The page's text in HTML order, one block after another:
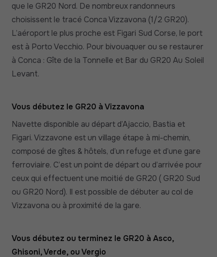
que le GR20 Nord. De nombreux randonneurs
choisissent le tracé Conca Vizzavona (1/2 GR20).
L’aéroport le plus proche est Figari Sud Corse, le port
est à Porto Vecchio. Pour bivouaquer ou se restaurer
à Conca : Gîte de la Tonnelle et Bar du GR20 Au Soleil
Levant.
Vous débutez le GR20 à Vizzavona
Navette disponible au départ d’Ajaccio, Bastia et
Figari. Vizzavone est un village étape à mi-chemin,
composé de gîtes & hôtels, d’un refuge et d’une gare
ferroviaire. C’est un point de départ ou d’arrivée pour
ceux qui effectuent une moitié de GR20 ( GR20 Sud
ou GR20 Nord). Il est possible de débuter au col de
Vizzavona ou à proximité de la gare.
Vous débutez ou terminez le GR20 à Asco,
Ghisoni, Verde, ou Vergio